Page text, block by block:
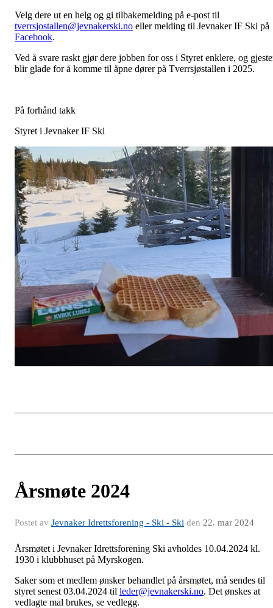
Velg dere ut en helg og gi tilbakemelding på e-post til
tverrsjostallen@jevnakerski.no eller melding til Jevnaker IF Ski på
Facebook.
Ved å svare raskt gjør dere jobben for oss i Styret enklere, og
blir glade for å komme til åpne dører på Tverrsjøstallen i 2025.
På forhånd takk
Styret i Jevnaker IF Ski
Årsmøte 2024
Postet av Jevnaker Idrettsforening - Ski - Ski den 22. mar 2024
Årsmøtet i Jevnaker Idrettsforening Ski avholdes 10.04.2024 kl.
1930 i klubbhuset på Myrskogen.
Saker som et medlem ønsker behandlet på årsmøtet, må sendes til
styret senest 03.04.2024 til leder@jevnakerski.no. Det ønskes at
vedlagte mal brukes, se vedlegg.